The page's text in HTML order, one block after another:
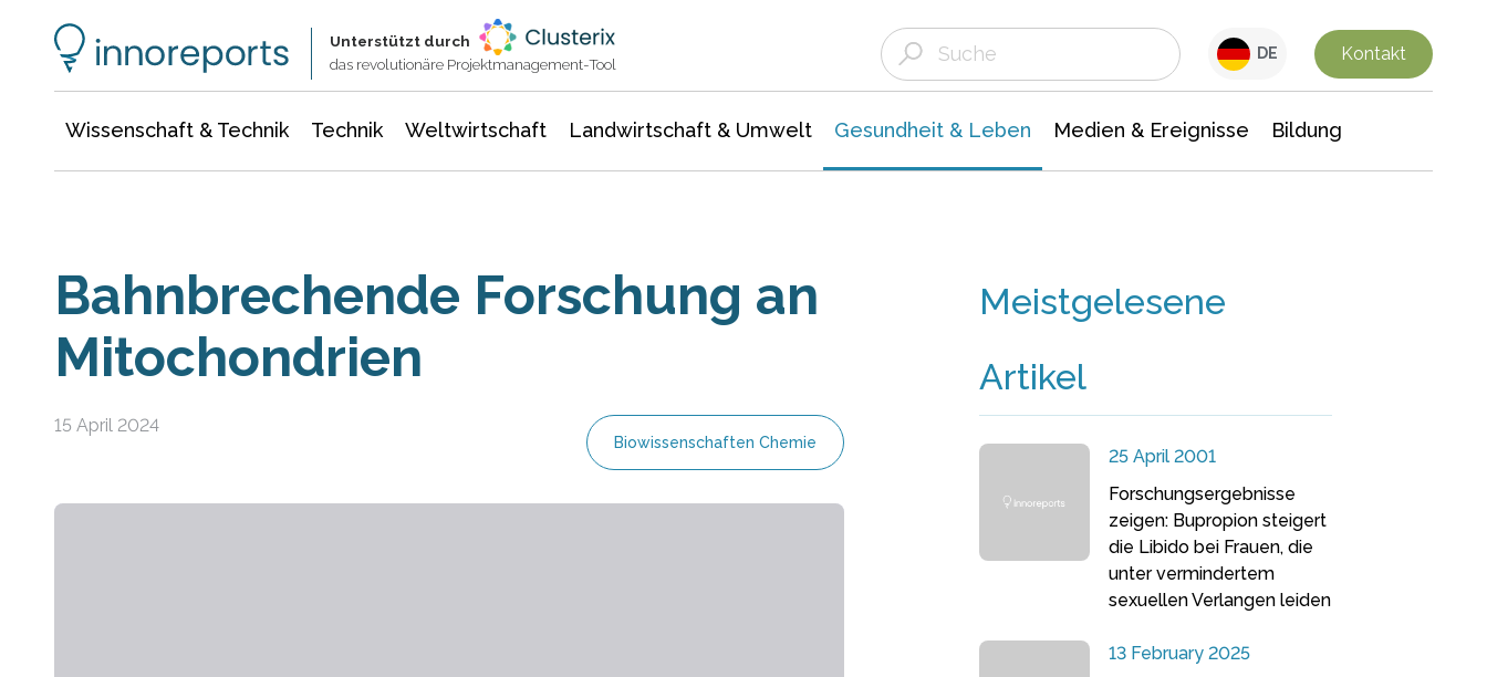
Unterstützt durch
das revolutionäre Projektmanagement-Tool
DE Kontakt
Wissenschaft & Technik Technik Weltwirtschaft Landwirtschaft & Umwelt Gesundheit & Leben Medien & Ereignisse Bildung
Bahnbrechende Forschung an
Mitochondrien
15 April 2024
Biowissenschaften Chemie
Meistgelesene
Artikel
25 April 2001
Forschungsergebnisse
zeigen: Bupropion steigert
die Libido bei Frauen, die
unter vermindertem
sexuellen Verlangen leiden
13 February 2025